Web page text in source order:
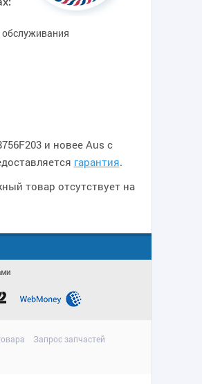
и новее Aus с
гарантия.
товар отсутствует на
Запрос запчастей